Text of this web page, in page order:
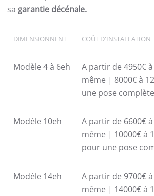
sa garantie décénale.
DIMENSIONNENT COÛT D'INSTALLATION
Modèle 4 à 6eh
A partir de 4950€
même | 8000€ à
une pose
Modèle 10eh
A partir de 6600€
même | 10000€ à
pour une pose
Modèle 14eh
A partir de 9700€
même | 14000€ à